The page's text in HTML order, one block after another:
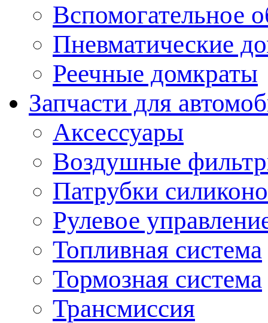
Вспомогательное
Пневматические
Реечные домкраты
Запчасти для
Аксессуары
Воздушные
Патрубки
Рулевое
Топливная система
Тормозная система
Трансмиссия